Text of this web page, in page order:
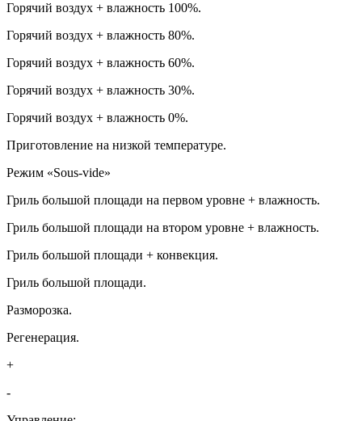
Горячий воздух + влажность 100%.
Горячий воздух + влажность 80%.
Горячий воздух + влажность 60%.
Горячий воздух + влажность 30%.
Горячий воздух + влажность 0%.
Приготовление на низкой температуре.
Режим «Sous-vide»
Гриль большой площади на первом уровне + влажность.
Гриль большой площади на втором уровне + влажность.
Гриль большой площади + конвекция.
Гриль большой площади.
Разморозка.
Регенерация.
+
-